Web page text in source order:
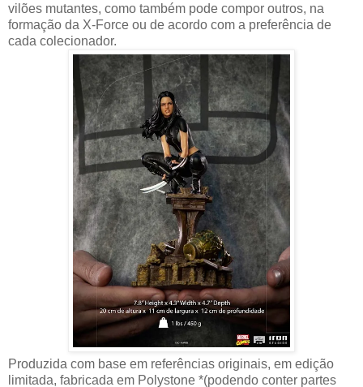
vilões mutantes, como também pode compor outros, na
formação da X-Force ou de acordo com a preferência de
cada colecionador.
Produzida com base em referências originais, em edição
limitada, fabricada em Polystone *(podendo conter partes